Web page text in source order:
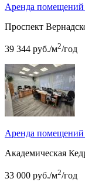
Аренда
Проспект
39 344 руб./м2/год
Аренда
Академическая
33 000 руб./м2/год